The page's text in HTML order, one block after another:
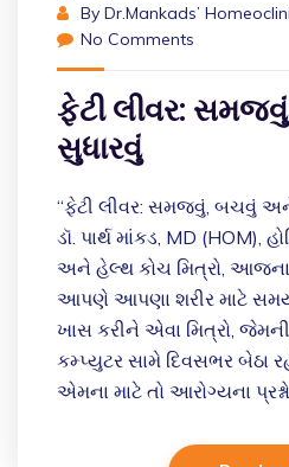
By Dr.Mankads’
No Comments
ફેટી લીવર:
સુધારવું
“ફેટી લીવર: સમજવું, બચવું
ડૉ. પાર્થ માંકડ, MD (HOM),
અને હેલ્થ કોચ મિત્રો, આજના
આપણે આપણા શરીર માટે સમય
ખાસ કરીને એવા મિત્રો,
કમ્પ્યુટર સામે દિવસભર બેઠા
એમના માટે તો આરોગ્યના